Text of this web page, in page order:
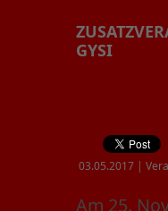
GYSI
03.05.2017 |
Am 25.